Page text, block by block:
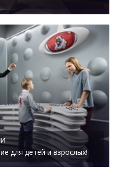
для детей и взрослых!